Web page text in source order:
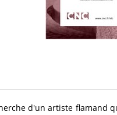
d'un artiste flamand